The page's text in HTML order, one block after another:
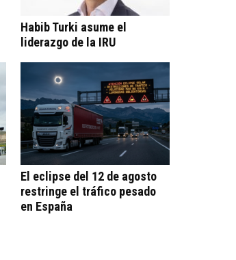
Habib Turki asume el
liderazgo de la IRU
El eclipse del 12 de agosto
restringe el tráfico pesado
en España